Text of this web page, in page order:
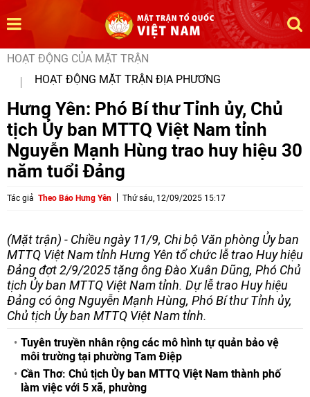
HOẠT ĐỘNG CỦA MẶT TRẬN
HOẠT ĐỘNG MẶT TRẬN ĐỊA PHƯƠNG
Hưng Yên: Phó Bí thư Tỉnh ủy, Chủ
tịch Ủy ban MTTQ Việt Nam tỉnh
Nguyễn Mạnh Hùng trao huy hiệu 30
năm tuổi Đảng
Tác giả Theo Báo Hưng Yên Thứ sáu, 12/09/2025 15:17
(Mặt trận) - Chiều ngày 11/9, Chi bộ Văn phòng Ủy ban
MTTQ Việt Nam tỉnh Hưng Yên tổ chức lễ trao Huy hiệu
Đảng đợt 2/9/2025 tặng ông Đào Xuân Dũng, Phó Chủ
tịch Ủy ban MTTQ Việt Nam tỉnh. Dự lễ trao Huy hiệu
Đảng có ông Nguyễn Mạnh Hùng, Phó Bí thư Tỉnh ủy,
Chủ tịch Ủy ban MTTQ Việt Nam tỉnh.
Tuyên truyền nhân rộng các mô hình tự quản bảo vệ
môi trường tại phường Tam Điệp
Cần Thơ: Chủ tịch Ủy ban MTTQ Việt Nam thành phố
làm việc với 5 xã, phường